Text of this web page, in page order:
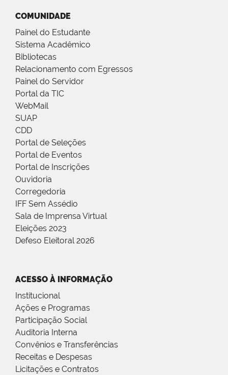
COMUNIDADE
Painel do Estudante
Sistema Acadêmico
Bibliotecas
Relacionamento com Egressos
Painel do Servidor
Portal da TIC
WebMail
SUAP
CDD
Portal de Seleções
Portal de Eventos
Portal de Inscrições
Ouvidoria
Corregedoria
IFF Sem Assédio
Sala de Imprensa Virtual
Eleições 2023
Defeso Eleitoral 2026
ACESSO À INFORMAÇÃO
Institucional
Ações e Programas
Participação Social
Auditoria Interna
Convênios e Transferências
Receitas e Despesas
Licitações e Contratos